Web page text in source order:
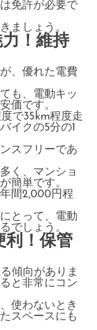
免許が必要で
ましょう。
！維持
、優れた電費
も、電動キッ
価です。
で35km程度走
イクの5分の1
スフリーであ
く、マンショ
簡単です。
間2,000円程
とって、電動
でしょう。
利！保管
傾向がありま
と非常にコン
使わないとき
スペースにも